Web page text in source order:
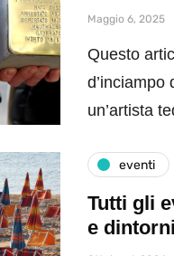
Maggio 6, 2025
Questo
d’inciampo
un’artista
eventi
Tutti gli
e dintorni